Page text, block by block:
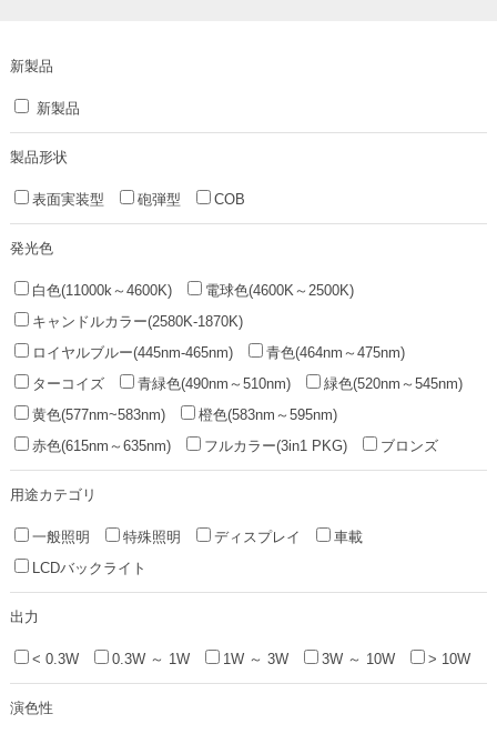
新製品
新製品
製品形状
表面実装型 砲弾型 COB
発光色
白色(11000k～4600K)
電球色(4600K～2500K)
キャンドルカラー(2580K-1870K)
ロイヤルブルー(445nm-465nm)
青色(464nm～475nm)
ターコイズ
青緑色(490nm～510nm)
緑色(520nm～545nm)
黄色(577nm~583nm)
橙色(583nm～595nm)
赤色(615nm～635nm)
フルカラー(3in1 PKG) ブロンズ
用途カテゴリ
一般照明 特殊照明 ディスプレイ
車載
LCDバックライト
出力
< 0.3W 0.3W ～ 1W 1W ～ 3W 3W ～ 10W > 10W
演色性